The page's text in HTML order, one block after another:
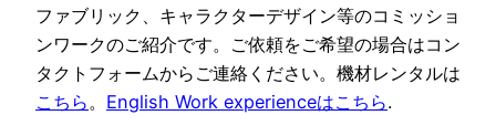
ファブリック、キャラクターデザイン等のコミッショ
ンワークのご紹介です。ご依頼をご希望の場合はコン
タクトフォームからご連絡ください。機材レンタルは
こちら。 English Work experienceはこちら.